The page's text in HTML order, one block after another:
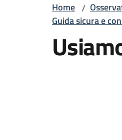
Home /
Guida sicura e